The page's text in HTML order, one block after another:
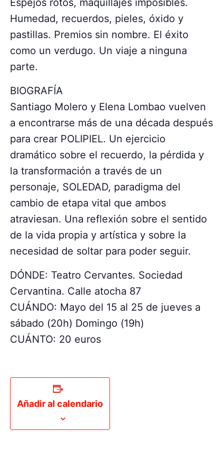
Humedad, recuerdos, pieles, óxido y
pastillas. Premios sin nombre. El éxito
como un verdugo. Un viaje a ninguna
parte.
BIOGRAFÍA
Santiago Molero y Elena Lombao vuelven
a encontrarse más de una década después
para crear POLIPIEL. Un ejercicio
dramático sobre el recuerdo, la pérdida y
la transformación a través de un
personaje, SOLEDAD, paradigma del
cambio de etapa vital que ambos
atraviesan. Una reflexión sobre el sentido
de la vida propia y artística y sobre la
necesidad de soltar para poder seguir.
DÓNDE: Teatro Cervantes. Sociedad
Cervantina. Calle atocha 87
CUÁNDO: Mayo del 15 al 25 de jueves a
sábado (20h) Domingo (19h)
CUÁNTO: 20 euros
Añadir al calendario